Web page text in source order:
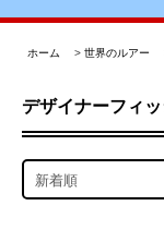
ホーム > 世界のルアー
デザイナーフィ